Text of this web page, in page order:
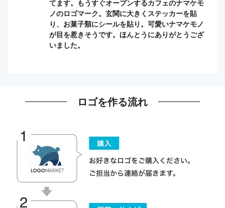
てます。もうすぐオープンするカフェのナマケモ
ノのロゴマーク。玄関に大きくステッカーを貼
り、お菓子類にシールを貼り。可愛いナマケモノ
が目を惹きそうです。ほんとうにありがとうござ
いました。
ロゴを作る流れ